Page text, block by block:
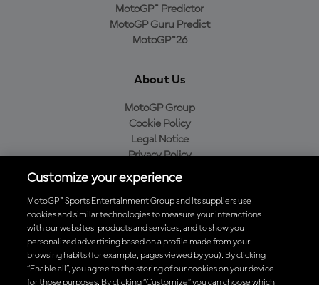
MotoGP™ Predictor
MotoGP Guru Predict
MotoGP™26
About Us
MotoGP Group
Cookie Policy
Legal Notice
Privacy Policy
Purchase Policy
Baixe o aplicativo oficial da MotoGP™
Customize your experience
MotoGP™ Sports Entertainment Group and its suppliers use
cookies and similar technologies to measure your interactions
with our websites, products and services, and to show you
personalized advertising based on a profile made from your
browsing habits (for example, pages viewed by you). By clicking
“Enable all”, you agree to the storing of our cookies on your device
for those purposes. By clicking “Customize” you can choose which